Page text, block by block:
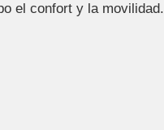
el confort y la movilidad.